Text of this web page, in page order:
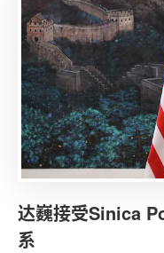
达巍接受Sinica
系